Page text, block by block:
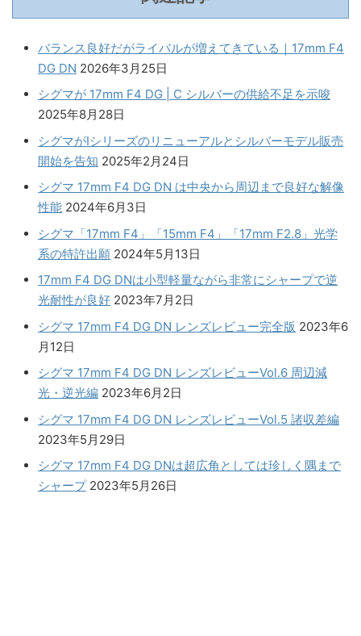
バランス良好だがライバルが増えてきている｜17mm F4
DG DN 2026年3月25日
シグマが 17mm F4 DG | C シルバーの供給不足を示唆
2025年8月28日
シグマがIシリーズのリニューアルとシルバーモデル販売
開始を告知 2025年2月24日
シグマ 17mm F4 DG DN は中央から周辺まで良好な解像
性能 2024年6月3日
シグマ「17mm F4」「15mm F4」「17mm F2.8」光学
系の特許出願 2024年5月13日
17mm F4 DG DNは小型軽量ながら非常にシャープで逆
光耐性が良好 2023年7月2日
シグマ 17mm F4 DG DN レンズレビュー完全版 2023年6
月12日
シグマ 17mm F4 DG DN レンズレビューVol.6 周辺減
光・逆光編 2023年6月2日
シグマ 17mm F4 DG DN レンズレビューVol.5 諸収差編
2023年5月29日
シグマ 17mm F4 DG DNは超広角としては珍しく隅まで
シャープ2023年5月26日